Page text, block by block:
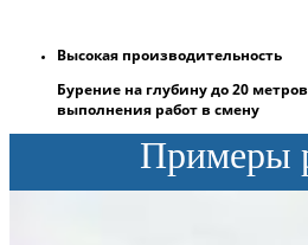
Высокая производительность
Бурение на глубину до 20
выполнения работ в смену
Примеры